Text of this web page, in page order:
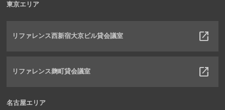
東京エリア
リファレンス西新宿大京ビル貸会議室
リファレンス麹町貸会議室
名古屋エリア